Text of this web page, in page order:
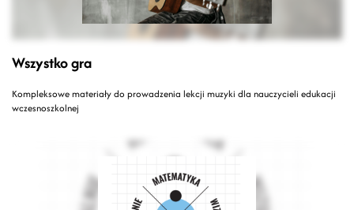
Wszystko gra
Kompleksowe materiały do prowadzenia lekcji muzyki dla nauczycieli edukacji
wczesnoszkolnej